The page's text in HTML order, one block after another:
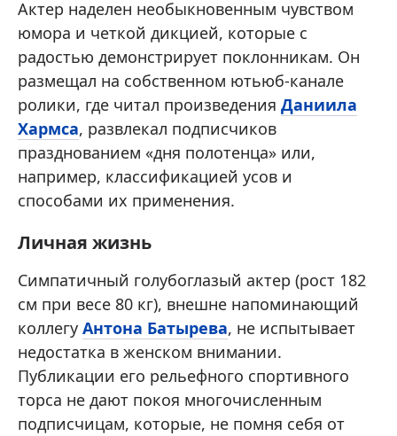
Актер наделен необыкновенным чувством
юмора и четкой дикцией, которые с
радостью демонстрирует поклонникам. Он
размещал на собственном ютьюб-канале
ролики, где читал произведения Даниила
Хармса, развлекал подписчиков
празднованием «дня полотенца» или,
например, классификацией усов и
способами их применения.
Личная жизнь
Симпатичный голубоглазый актер (рост 182
см при весе 80 кг), внешне напоминающий
коллегу Антона Батырева, не испытывает
недостатка в женском внимании.
Публикации его рельефного спортивного
торса не дают покоя многочисленным
подписчицам, которые, не помня себя от